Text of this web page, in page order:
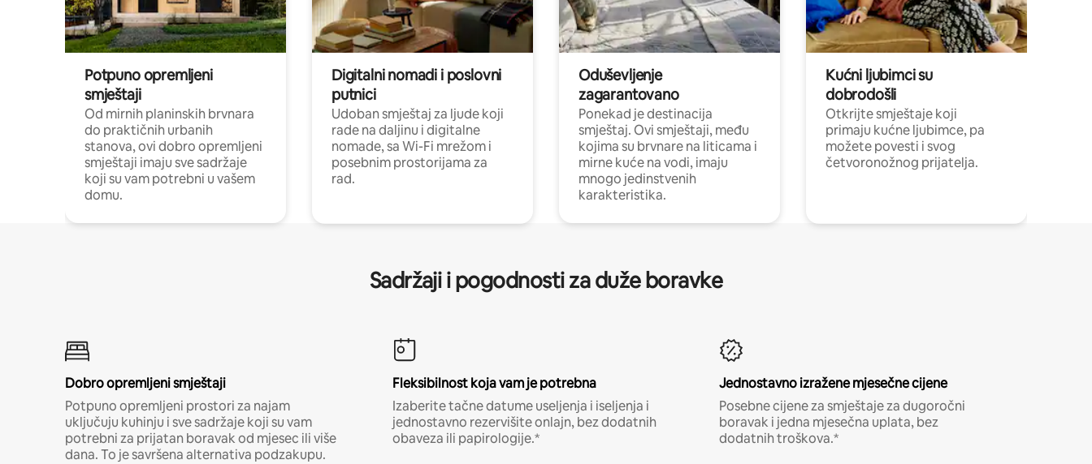
Potpuno opremljeni
smještaji
Od mirnih planinskih brvnara
do praktičnih urbanih
stanova, ovi dobro opremljeni
smještaji imaju sve sadržaje
koji su vam potrebni u vašem
domu.
Digitalni nomadi i poslovni
putnici
Udoban smještaj za ljude koji
rade na daljinu i digitalne
nomade, sa Wi-Fi mrežom i
posebnim prostorijama za
rad.
Oduševljenje
zagarantovano
Ponekad je destinacija
smještaj. Ovi smještaji, među
kojima su brvnare na liticama i
mirne kuće na vodi, imaju
mnogo jedinstvenih
karakteristika.
Kućni ljubimci su
dobrodošli
Otkrijte smještaje koji
primaju kućne ljubimce, pa
možete povesti i svog
četvoronožnog prijatelja.
Sadržaji i pogodnosti za duže boravke
Dobro opremljeni smještaji
Potpuno opremljeni prostori za najam
uključuju kuhinju i sve sadržaje koji su vam
potrebni za prijatan boravak od mjesec ili više
dana. To je savršena alternativa podzakupu.
Fleksibilnost koja vam je potrebna
Izaberite tačne datume useljenja i iseljenja i
jednostavno rezervišite onlajn, bez dodatnih
obaveza ili papirologije.*
Jednostavno izražene mjesečne cijene
Posebne cijene za smještaje za dugoročni
boravak i jedna mjesečna uplata, bez
dodatnih troškova.*